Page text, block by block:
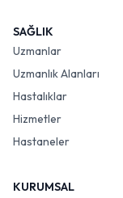
SAĞLIK
Uzmanlar
Uzmanlık Alanları
Hastalıklar
Hizmetler
Hastaneler
KURUMSAL